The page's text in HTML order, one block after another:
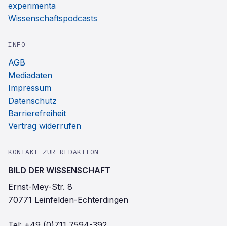
experimenta
Wissenschaftspodcasts
INFO
AGB
Mediadaten
Impressum
Datenschutz
Barrierefreiheit
Vertrag widerrufen
KONTAKT ZUR REDAKTION
BILD DER WISSENSCHAFT
Ernst-Mey-Str. 8
70771 Leinfelden-Echterdingen